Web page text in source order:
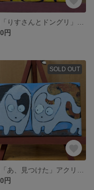
円
SOLD OUT
円